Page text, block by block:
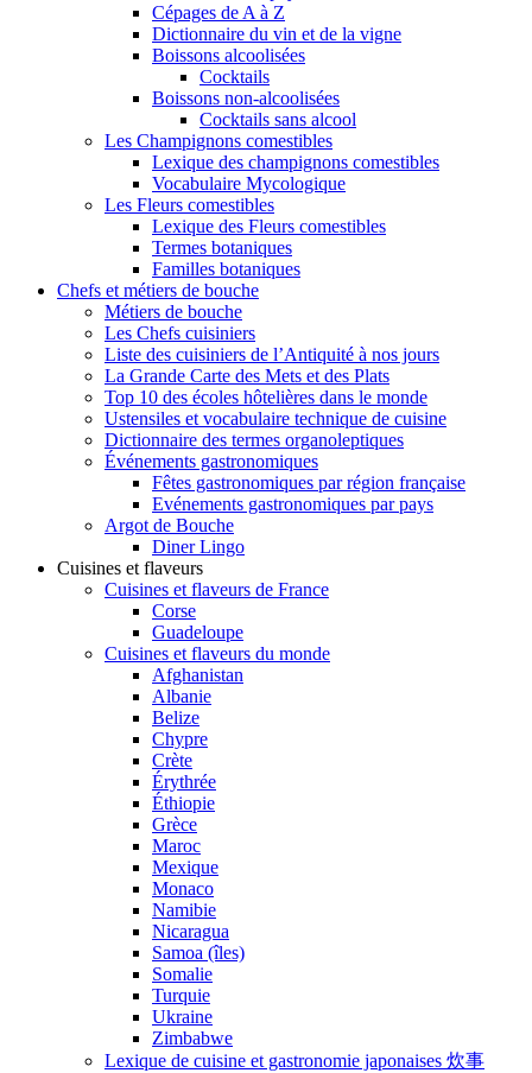
Cépages de A à Z
Dictionnaire du vin et de la vigne
Boissons alcoolisées
Cocktails
Boissons non-alcoolisées
Cocktails sans alcool
Les Champignons comestibles
Lexique des champignons comestibles
Vocabulaire Mycologique
Les Fleurs comestibles
Lexique des Fleurs comestibles
Termes botaniques
Familles botaniques
Chefs et métiers de bouche
Métiers de bouche
Les Chefs cuisiniers
Liste des cuisiniers de l’Antiquité à nos jours
La Grande Carte des Mets et des Plats
Top 10 des écoles hôtelières dans le monde
Ustensiles et vocabulaire technique de cuisine
Dictionnaire des termes organoleptiques
Événements gastronomiques
Fêtes gastronomiques par région française
Evénements gastronomiques par pays
Argot de Bouche
Diner Lingo
Cuisines et flaveurs
Cuisines et flaveurs de France
Corse
Guadeloupe
Cuisines et flaveurs du monde
Afghanistan
Albanie
Belize
Chypre
Crète
Érythrée
Éthiopie
Grèce
Maroc
Mexique
Monaco
Namibie
Nicaragua
Samoa (îles)
Somalie
Turquie
Ukraine
Zimbabwe
Lexique de cuisine et gastronomie japonaises 炊事